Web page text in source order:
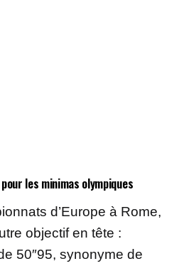
les minimas olympiques
d’Europe à Rome,
objectif en tête :
50″95, synonyme de